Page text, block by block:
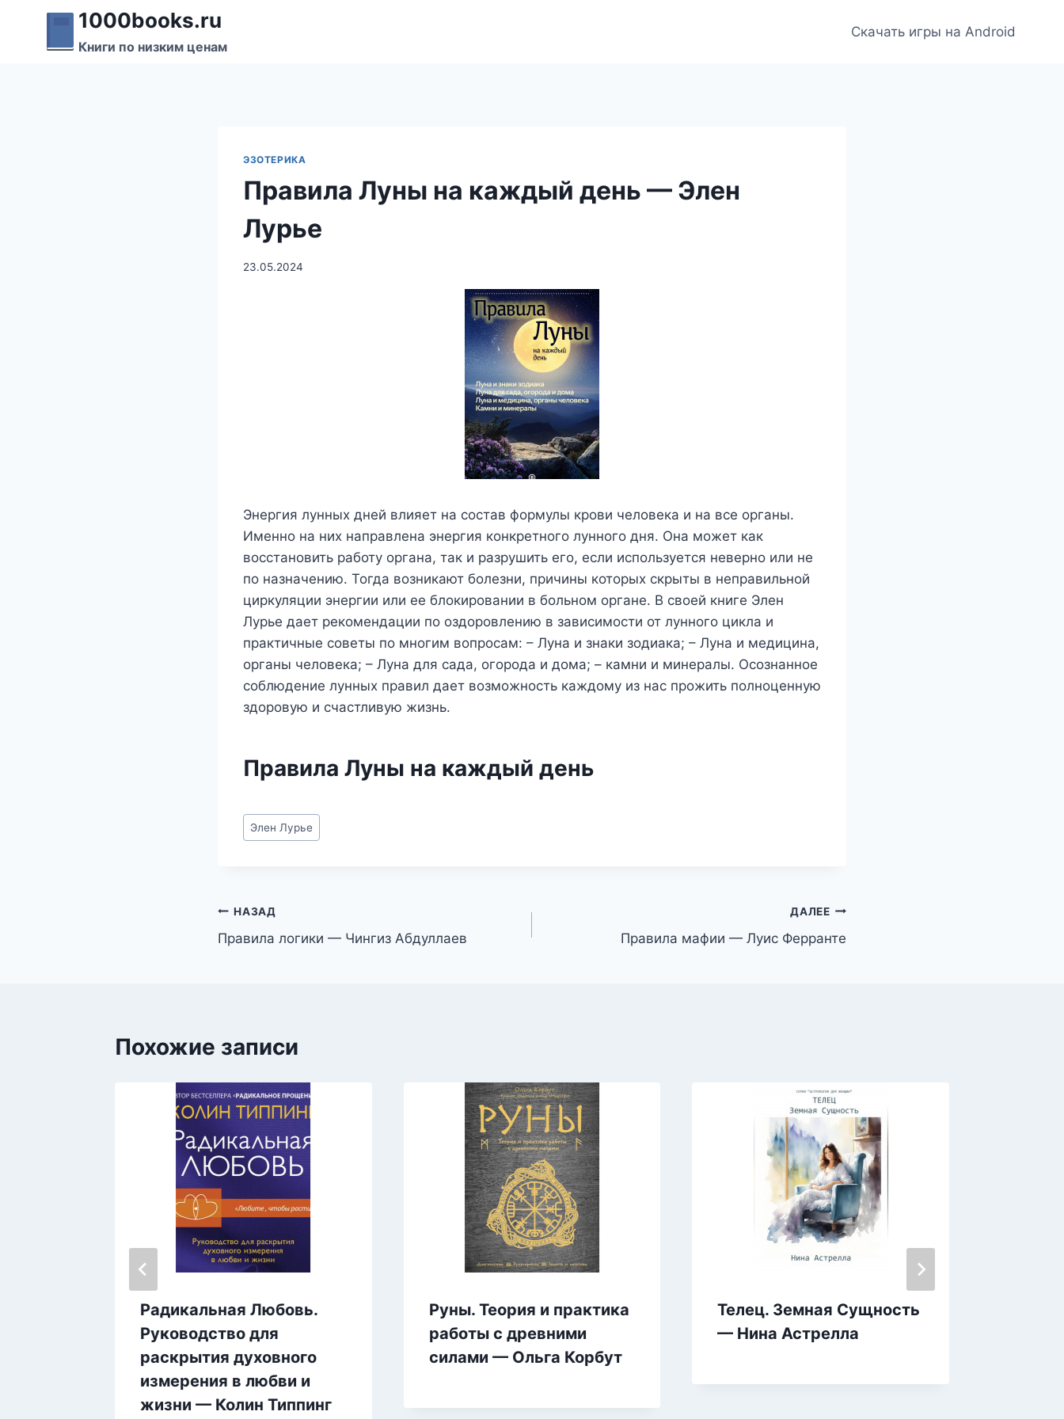
Перейти
содержимому
1000books.ru
Книги по низким ценам
Скачать игры на Android
ЭЗОТЕРИКА
Правила Луны на каждый день — Элен
Лурье
23.05.2024
Энергия лунных дней влияет на состав формулы крови человека и на все органы.
Именно на них направлена энергия конкретного лунного дня. Она может как
восстановить работу органа, так и разрушить его, если используется неверно или не
по назначению. Тогда возникают болезни, причины которых скрыты в неправильной
циркуляции энергии или ее блокировании в больном органе. В своей книге Элен
Лурье дает рекомендации по оздоровлению в зависимости от лунного цикла и
практичные советы по многим вопросам: – Луна и знаки зодиака; – Луна и медицина,
органы человека; – Луна для сада, огорода и дома; – камни и минералы. Осознанное
соблюдение лунных правил дает возможность каждому из нас прожить полноценную
здоровую и счастливую жизнь.
Правила Луны на каждый день
Метки
записи:
Элен Лурье
Навигация
по
НАЗАД
Правила логики — Чингиз Абдуллаев
ДАЛЕЕ
Правила мафии — Луис Ферранте
Похожие записи
Радикальная Любовь.
Руководство для
раскрытия духовного
измерения в любви и
жизни — Колин Типпинг
Руны. Теория и практика
работы с древними
силами — Ольга Корбут
Телец. Земная Сущность
— Нина Астрелла